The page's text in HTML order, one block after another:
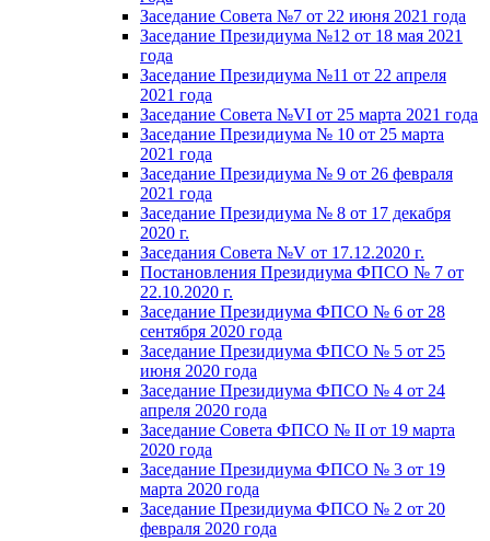
Заседание Совета №7 от 22 июня 2021 года
Заседание Президиума №12 от 18 мая 2021
года
Заседание Президиума №11 от 22 апреля
2021 года
Заседание Совета №VI от 25 марта 2021 года
Заседание Президиума № 10 от 25 марта
2021 года
Заседание Президиума № 9 от 26 февраля
2021 года
Заседание Президиума № 8 от 17 декабря
2020 г.
Заседания Совета №V от 17.12.2020 г.
Постановления Президиума ФПСО № 7 от
22.10.2020 г.
Заседание Президиума ФПСО № 6 от 28
сентября 2020 года
Заседание Президиума ФПСО № 5 от 25
июня 2020 года
Заседание Президиума ФПСО № 4 от 24
апреля 2020 года
Заседание Совета ФПСО № II от 19 марта
2020 года
Заседание Президиума ФПСО № 3 от 19
марта 2020 года
Заседание Президиума ФПСО № 2 от 20
февраля 2020 года